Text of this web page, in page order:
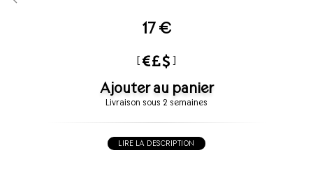
17 €
[ ]
Ajouter au panier
Livraison sous 2 semaines
LIRE LA DESCRIPTION